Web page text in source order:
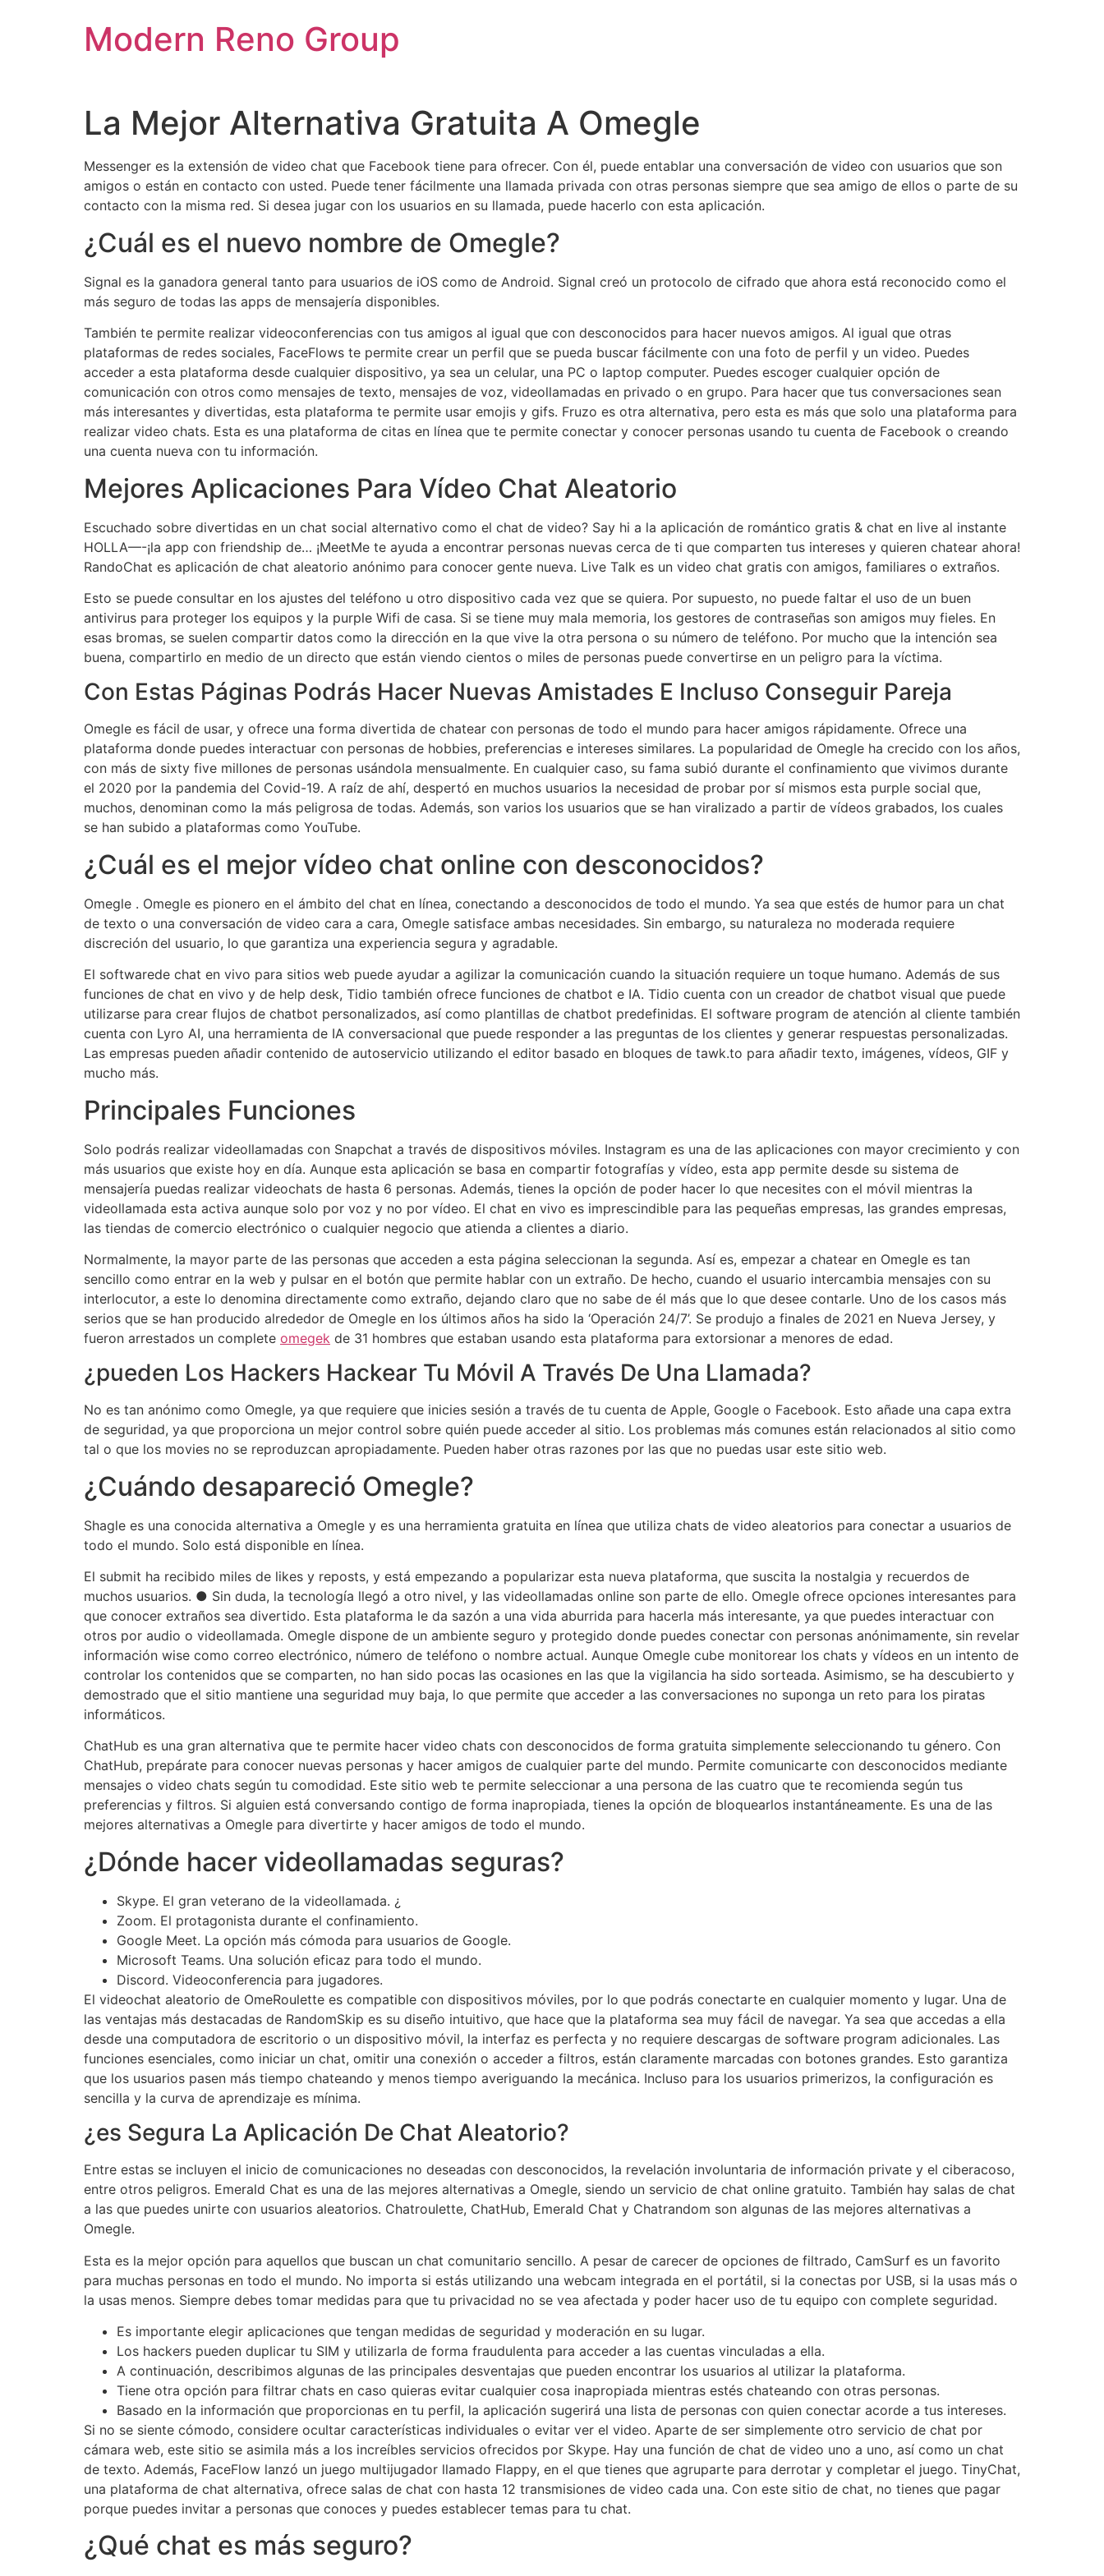
Modern Reno Group
La Mejor Alternativa Gratuita A Omegle
Messenger es la extensión de video chat que Facebook tiene para ofrecer. Con él, puede entablar una conversación de video con usuarios que son
amigos o están en contacto con usted. Puede tener fácilmente una llamada privada con otras personas siempre que sea amigo de ellos o parte de su
contacto con la misma red. Si desea jugar con los usuarios en su llamada, puede hacerlo con esta aplicación.
¿Cuál es el nuevo nombre de Omegle?
Signal es la ganadora general tanto para usuarios de iOS como de Android. Signal creó un protocolo de cifrado que ahora está reconocido como el
más seguro de todas las apps de mensajería disponibles.
También te permite realizar videoconferencias con tus amigos al igual que con desconocidos para hacer nuevos amigos. Al igual que otras
plataformas de redes sociales, FaceFlows te permite crear un perfil que se pueda buscar fácilmente con una foto de perfil y un video. Puedes
acceder a esta plataforma desde cualquier dispositivo, ya sea un celular, una PC o laptop computer. Puedes escoger cualquier opción de
comunicación con otros como mensajes de texto, mensajes de voz, videollamadas en privado o en grupo. Para hacer que tus conversaciones sean
más interesantes y divertidas, esta plataforma te permite usar emojis y gifs. Fruzo es otra alternativa, pero esta es más que solo una plataforma para
realizar video chats. Esta es una plataforma de citas en línea que te permite conectar y conocer personas usando tu cuenta de Facebook o creando
una cuenta nueva con tu información.
Mejores Aplicaciones Para Vídeo Chat Aleatorio
Escuchado sobre divertidas en un chat social alternativo como el chat de video? Say hi a la aplicación de romántico gratis & chat en live al instante
HOLLA—-¡la app con friendship de… ¡MeetMe te ayuda a encontrar personas nuevas cerca de ti que comparten tus intereses y quieren chatear ahora!
RandoChat es aplicación de chat aleatorio anónimo para conocer gente nueva. Live Talk es un video chat gratis con amigos, familiares o extraños.
Esto se puede consultar en los ajustes del teléfono u otro dispositivo cada vez que se quiera. Por supuesto, no puede faltar el uso de un buen
antivirus para proteger los equipos y la purple Wifi de casa. Si se tiene muy mala memoria, los gestores de contraseñas son amigos muy fieles. En
esas bromas, se suelen compartir datos como la dirección en la que vive la otra persona o su número de teléfono. Por mucho que la intención sea
buena, compartirlo en medio de un directo que están viendo cientos o miles de personas puede convertirse en un peligro para la víctima.
Con Estas Páginas Podrás Hacer Nuevas Amistades E Incluso Conseguir Pareja
Omegle es fácil de usar, y ofrece una forma divertida de chatear con personas de todo el mundo para hacer amigos rápidamente. Ofrece una
plataforma donde puedes interactuar con personas de hobbies, preferencias e intereses similares. La popularidad de Omegle ha crecido con los años,
con más de sixty five millones de personas usándola mensualmente. En cualquier caso, su fama subió durante el confinamiento que vivimos durante
el 2020 por la pandemia del Covid-19. A raíz de ahí, despertó en muchos usuarios la necesidad de probar por sí mismos esta purple social que,
muchos, denominan como la más peligrosa de todas. Además, son varios los usuarios que se han viralizado a partir de vídeos grabados, los cuales
se han subido a plataformas como YouTube.
¿Cuál es el mejor vídeo chat online con desconocidos?
Omegle . Omegle es pionero en el ámbito del chat en línea, conectando a desconocidos de todo el mundo. Ya sea que estés de humor para un chat
de texto o una conversación de video cara a cara, Omegle satisface ambas necesidades. Sin embargo, su naturaleza no moderada requiere
discreción del usuario, lo que garantiza una experiencia segura y agradable.
El softwarede chat en vivo para sitios web puede ayudar a agilizar la comunicación cuando la situación requiere un toque humano. Además de sus
funciones de chat en vivo y de help desk, Tidio también ofrece funciones de chatbot e IA. Tidio cuenta con un creador de chatbot visual que puede
utilizarse para crear flujos de chatbot personalizados, así como plantillas de chatbot predefinidas. El software program de atención al cliente también
cuenta con Lyro AI, una herramienta de IA conversacional que puede responder a las preguntas de los clientes y generar respuestas personalizadas.
Las empresas pueden añadir contenido de autoservicio utilizando el editor basado en bloques de tawk.to para añadir texto, imágenes, vídeos, GIF y
mucho más.
Principales Funciones
Solo podrás realizar videollamadas con Snapchat a través de dispositivos móviles. Instagram es una de las aplicaciones con mayor crecimiento y con
más usuarios que existe hoy en día. Aunque esta aplicación se basa en compartir fotografías y vídeo, esta app permite desde su sistema de
mensajería puedas realizar videochats de hasta 6 personas. Además, tienes la opción de poder hacer lo que necesites con el móvil mientras la
videollamada esta activa aunque solo por voz y no por vídeo. El chat en vivo es imprescindible para las pequeñas empresas, las grandes empresas,
las tiendas de comercio electrónico o cualquier negocio que atienda a clientes a diario.
Normalmente, la mayor parte de las personas que acceden a esta página seleccionan la segunda. Así es, empezar a chatear en Omegle es tan
sencillo como entrar en la web y pulsar en el botón que permite hablar con un extraño. De hecho, cuando el usuario intercambia mensajes con su
interlocutor, a este lo denomina directamente como extraño, dejando claro que no sabe de él más que lo que desee contarle. Uno de los casos más
serios que se han producido alrededor de Omegle en los últimos años ha sido la ‘Operación 24/7’. Se produjo a finales de 2021 en Nueva Jersey, y
fueron arrestados un complete omegek de 31 hombres que estaban usando esta plataforma para extorsionar a menores de edad.
¿pueden Los Hackers Hackear Tu Móvil A Través De Una Llamada?
No es tan anónimo como Omegle, ya que requiere que inicies sesión a través de tu cuenta de Apple, Google o Facebook. Esto añade una capa extra
de seguridad, ya que proporciona un mejor control sobre quién puede acceder al sitio. Los problemas más comunes están relacionados al sitio como
tal o que los movies no se reproduzcan apropiadamente. Pueden haber otras razones por las que no puedas usar este sitio web.
¿Cuándo desapareció Omegle?
Shagle es una conocida alternativa a Omegle y es una herramienta gratuita en línea que utiliza chats de video aleatorios para conectar a usuarios de
todo el mundo. Solo está disponible en línea.
El submit ha recibido miles de likes y reposts, y está empezando a popularizar esta nueva plataforma, que suscita la nostalgia y recuerdos de
muchos usuarios. ● Sin duda, la tecnología llegó a otro nivel, y las videollamadas online son parte de ello. Omegle ofrece opciones interesantes para
que conocer extraños sea divertido. Esta plataforma le da sazón a una vida aburrida para hacerla más interesante, ya que puedes interactuar con
otros por audio o videollamada. Omegle dispone de un ambiente seguro y protegido donde puedes conectar con personas anónimamente, sin revelar
información wise como correo electrónico, número de teléfono o nombre actual. Aunque Omegle cube monitorear los chats y vídeos en un intento de
controlar los contenidos que se comparten, no han sido pocas las ocasiones en las que la vigilancia ha sido sorteada. Asimismo, se ha descubierto y
demostrado que el sitio mantiene una seguridad muy baja, lo que permite que acceder a las conversaciones no suponga un reto para los piratas
informáticos.
ChatHub es una gran alternativa que te permite hacer video chats con desconocidos de forma gratuita simplemente seleccionando tu género. Con
ChatHub, prepárate para conocer nuevas personas y hacer amigos de cualquier parte del mundo. Permite comunicarte con desconocidos mediante
mensajes o video chats según tu comodidad. Este sitio web te permite seleccionar a una persona de las cuatro que te recomienda según tus
preferencias y filtros. Si alguien está conversando contigo de forma inapropiada, tienes la opción de bloquearlos instantáneamente. Es una de las
mejores alternativas a Omegle para divertirte y hacer amigos de todo el mundo.
¿Dónde hacer videollamadas seguras?
Skype. El gran veterano de la videollamada. ¿
Zoom. El protagonista durante el confinamiento.
Google Meet. La opción más cómoda para usuarios de Google.
Microsoft Teams. Una solución eficaz para todo el mundo.
Discord. Videoconferencia para jugadores.
El videochat aleatorio de OmeRoulette es compatible con dispositivos móviles, por lo que podrás conectarte en cualquier momento y lugar. Una de
las ventajas más destacadas de RandomSkip es su diseño intuitivo, que hace que la plataforma sea muy fácil de navegar. Ya sea que accedas a ella
desde una computadora de escritorio o un dispositivo móvil, la interfaz es perfecta y no requiere descargas de software program adicionales. Las
funciones esenciales, como iniciar un chat, omitir una conexión o acceder a filtros, están claramente marcadas con botones grandes. Esto garantiza
que los usuarios pasen más tiempo chateando y menos tiempo averiguando la mecánica. Incluso para los usuarios primerizos, la configuración es
sencilla y la curva de aprendizaje es mínima.
¿es Segura La Aplicación De Chat Aleatorio?
Entre estas se incluyen el inicio de comunicaciones no deseadas con desconocidos, la revelación involuntaria de información private y el ciberacoso,
entre otros peligros. Emerald Chat es una de las mejores alternativas a Omegle, siendo un servicio de chat online gratuito. También hay salas de chat
a las que puedes unirte con usuarios aleatorios. Chatroulette, ChatHub, Emerald Chat y Chatrandom son algunas de las mejores alternativas a
Omegle.
Esta es la mejor opción para aquellos que buscan un chat comunitario sencillo. A pesar de carecer de opciones de filtrado, CamSurf es un favorito
para muchas personas en todo el mundo. No importa si estás utilizando una webcam integrada en el portátil, si la conectas por USB, si la usas más o
la usas menos. Siempre debes tomar medidas para que tu privacidad no se vea afectada y poder hacer uso de tu equipo con complete seguridad.
Es importante elegir aplicaciones que tengan medidas de seguridad y moderación en su lugar.
Los hackers pueden duplicar tu SIM y utilizarla de forma fraudulenta para acceder a las cuentas vinculadas a ella.
A continuación, describimos algunas de las principales desventajas que pueden encontrar los usuarios al utilizar la plataforma.
Tiene otra opción para filtrar chats en caso quieras evitar cualquier cosa inapropiada mientras estés chateando con otras personas.
Basado en la información que proporcionas en tu perfil, la aplicación sugerirá una lista de personas con quien conectar acorde a tus intereses.
Si no se siente cómodo, considere ocultar características individuales o evitar ver el video. Aparte de ser simplemente otro servicio de chat por
cámara web, este sitio se asimila más a los increíbles servicios ofrecidos por Skype. Hay una función de chat de video uno a uno, así como un chat
de texto. Además, FaceFlow lanzó un juego multijugador llamado Flappy, en el que tienes que agruparte para derrotar y completar el juego. TinyChat,
una plataforma de chat alternativa, ofrece salas de chat con hasta 12 transmisiones de video cada una. Con este sitio de chat, no tienes que pagar
porque puedes invitar a personas que conoces y puedes establecer temas para tu chat.
¿Qué chat es más seguro?